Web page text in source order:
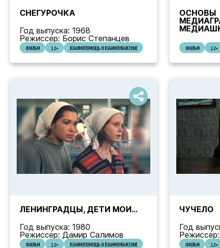
СНЕГУРОЧКА
Год выпуска: 1968
Режиссер: Борис Степанцев
ФИЛЬМ 12+ ВЗАИМОПОМОЩЬ И ВЗАИМОУВАЖЕНИЕ
ОСНОВЫ
ФИЛЬМ 12+
ЛЕНИНГРАДЦЫ, ДЕТИ МОИ...
Год выпуска: 1980
Режиссер: Дамир Салимов
ФИЛЬМ 12+ ВЗАИМОПОМОЩЬ И ВЗАИМОУВАЖЕНИЕ
ЧУЧЕЛО
Год
ФИЛЬМ 12+